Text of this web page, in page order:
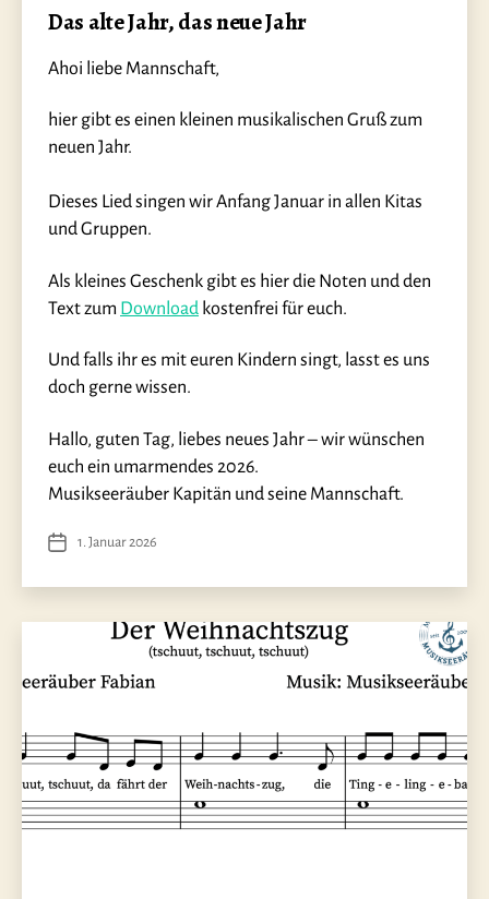
Das alte Jahr, das neue Jahr
Ahoi liebe Mannschaft,
hier gibt es einen kleinen musikalischen Gruß zum
neuen Jahr.
Dieses Lied singen wir Anfang Januar in allen Kitas
und Gruppen.
Als kleines Geschenk gibt es hier die Noten und den
Text zum Download kostenfrei für euch.
Und falls ihr es mit euren Kindern singt, lasst es uns
doch gerne wissen.
Hallo, guten Tag, liebes neues Jahr – wir wünschen
euch ein umarmendes 2026.
Musikseeräuber Kapitän und seine Mannschaft.
Veröffentlichungsdatum
1. Januar 2026